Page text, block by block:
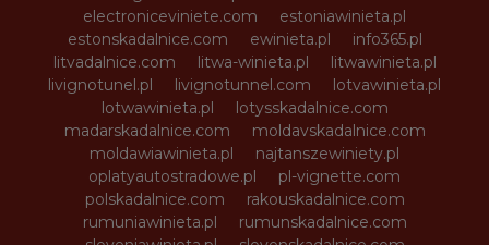
electroniceviniete.com
estoniawinieta.pl
estonskadalnice.com
ewinieta.pl
info365.pl
litvadalnice.com
litwa-winieta.pl
litwawinieta.pl
livignotunel.pl
livignotunnel.com
lotvawinieta.pl
lotwawinieta.pl
lotysskadalnice.com
madarskadalnice.com
moldavskadalnice.com
moldawiawinieta.pl
najtanszewiniety.pl
oplatyautostradowe.pl
pl-vignette.com
polskadalnice.com
rakouskadalnice.com
rumuniawinieta.pl
rumunskadalnice.com